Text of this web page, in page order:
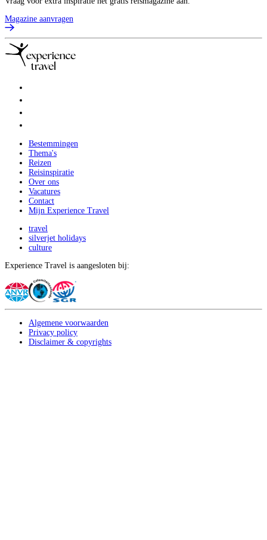
Magazine aanvragen
Bestemmingen
Thema's
Reizen
Reisinspiratie
Over ons
Vacatures
Contact
Mijn Experience Travel
travel
silverjet holidays
culture
Experience Travel is aangesloten bij:
Algemene voorwaarden
Privacy policy
Disclaimer & copyrights